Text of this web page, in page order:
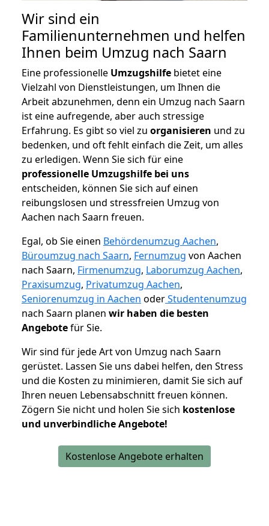
Wir sind ein
Familienunternehmen und helfen
Ihnen beim Umzug nach Saarn
Eine professionelle Umzugshilfe bietet eine
Vielzahl von Dienstleistungen, um Ihnen die
Arbeit abzunehmen, denn ein Umzug nach Saarn
ist eine aufregende, aber auch stressige
Erfahrung. Es gibt so viel zu organisieren und zu
bedenken, und oft fehlt einfach die Zeit, um alles
zu erledigen. Wenn Sie sich für eine
professionelle Umzugshilfe bei uns
entscheiden, können Sie sich auf einen
reibungslosen und stressfreien Umzug von
Aachen nach Saarn freuen.
Egal, ob Sie einen Behördenumzug Aachen,
Büroumzug nach Saarn, Fernumzug von Aachen
nach Saarn, Firmenumzug, Laborumzug Aachen,
Praxisumzug, Privatumzug Aachen,
Seniorenumzug in Aachen oderStudentenumzug
nach Saarn planen wir haben die besten
Angebotefür Sie.
Wir sind für jede Art von Umzug nach Saarn
gerüstet. Lassen Sie uns dabei helfen, den Stress
und die Kosten zu minimieren, damit Sie sich auf
Ihren neuen Lebensabschnitt freuen können.
Zögern Sie nicht und holen Sie sich kostenlose
und unverbindliche Angebote!
Kostenlose Angebote erhalten